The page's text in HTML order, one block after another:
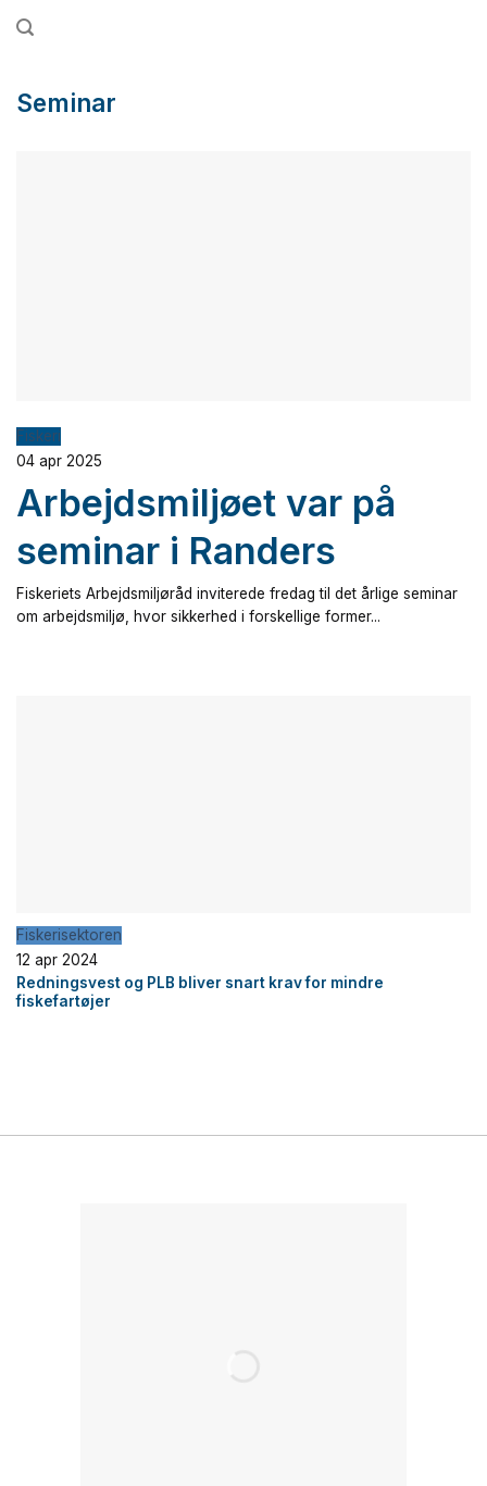
Fortsæt
Seminar
Fiskeri
04 apr 2025
Arbejdsmiljøet var på
seminar i Randers
Fiskeriets Arbejdsmiljøråd inviterede fredag til det årlige seminar
om arbejdsmiljø, hvor sikkerhed i forskellige former...
Fiskerisektoren
12 apr 2024
Redningsvest og PLB bliver snart krav for mindre
fiskefartøjer